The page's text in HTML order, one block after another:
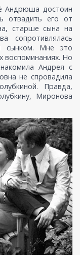
Андрюша достоин
отвадить его от
старше сына на
сопротивлялась
сынком. Мне это
воспоминаниях. Но
Андрея с
не спровадила
Правда,
Миронова